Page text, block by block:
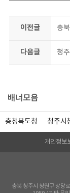
이전글 충
다음글
배너모음
충청북도청 청주시
개인정보
충북 청주시 청원구 상당